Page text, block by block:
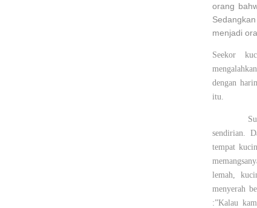
orang
menjadi
Seekor
dengan
itu.
sendirian.
tempat
lemah,
menyerah
:”Kalau